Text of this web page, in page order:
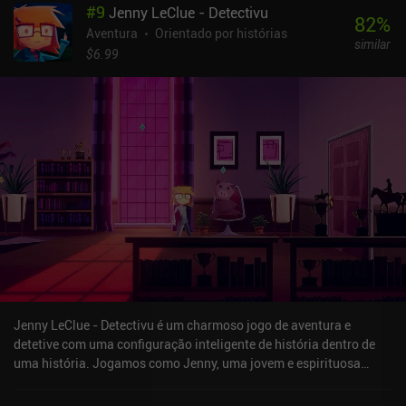
#9 Jenny LeClue - Detectivu
Aventura
Orientado por histórias
$6.99
82%
similar
Jenny LeClue - Detectivu é um charmoso jogo de aventura e
detetive com uma configuração inteligente de história dentro de
uma história. Jogamos como Jenny, uma jovem e espirituosa